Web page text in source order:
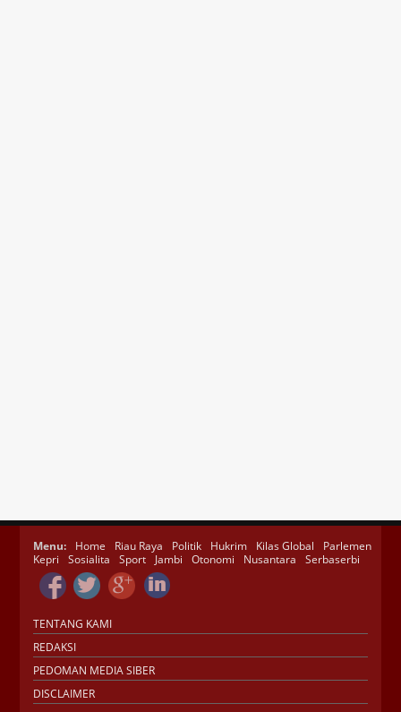
Menu: Home Riau Raya Politik Hukrim Kilas Global
Parlemen
Kepri
Sosialita Sport Jambi Otonomi Nusantara Serbaserbi
TENTANG KAMI
REDAKSI
PEDOMAN MEDIA SIBER
DISCLAIMER